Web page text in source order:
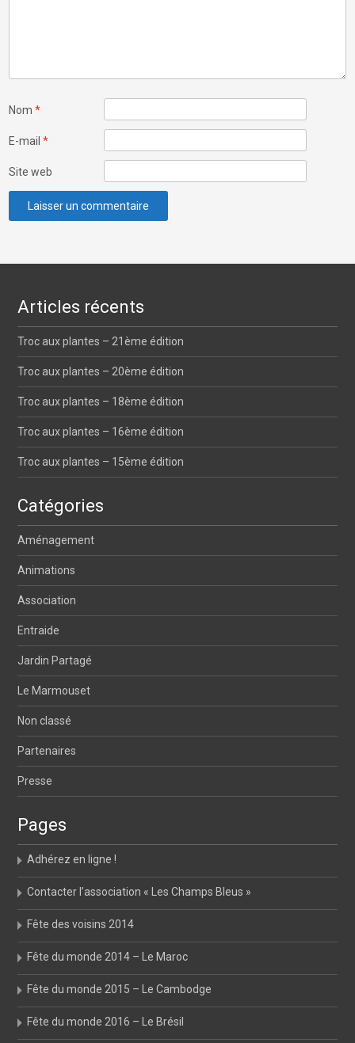
Nom*
E-mail*
Site web
Articles récents
Troc aux plantes – 21ème édition
Troc aux plantes – 20ème édition
Troc aux plantes – 18ème édition
Troc aux plantes – 16ème édition
Troc aux plantes – 15ème édition
Catégories
Aménagement
Animations
Association
Entraide
Jardin Partagé
Le Marmouset
Non classé
Partenaires
Presse
Pages
Adhérez en ligne !
Contacter l’association « Les Champs Bleus »
Fête des voisins 2014
Fête du monde 2014 – Le Maroc
Fête du monde 2015 – Le Cambodge
Fête du monde 2016 – Le Brésil